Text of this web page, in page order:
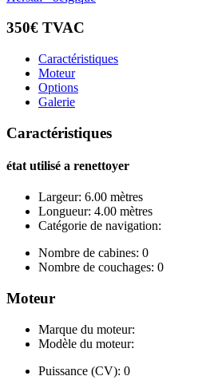
350€ TVAC
Caractéristiques
Moteur
Options
Galerie
Caractéristiques
état utilisé a renettoyer
Largeur: 6.00 mètres
Longueur: 4.00 mètres
Catégorie de navigation:
Nombre de cabines: 0
Nombre de couchages: 0
Moteur
Marque du moteur:
Modèle du moteur:
Puissance (CV): 0